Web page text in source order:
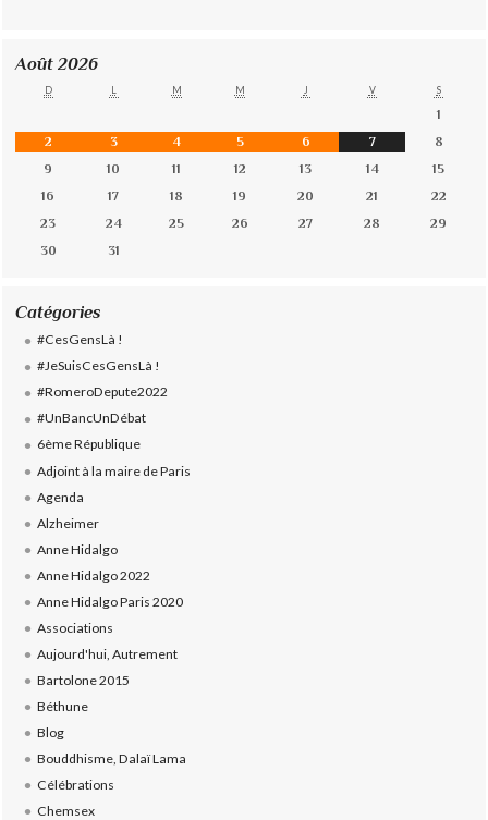
Août 2026
D L M M J V S
1
2
3 4 5 6 7
8
9
10 11 12 13 14
15
16
17 18 19 20 21
22
23
24 25 26 27 28
29
30
31
Catégories
#CesGensLà !
#JeSuisCesGensLà !
#RomeroDepute2022
#UnBancUnDébat
6ème République
Adjoint à la maire de Paris
Agenda
Alzheimer
Anne Hidalgo
Anne Hidalgo 2022
Anne Hidalgo Paris 2020
Associations
Aujourd'hui, Autrement
Bartolone 2015
Béthune
Blog
Bouddhisme, Dalaï Lama
Célébrations
Chemsex